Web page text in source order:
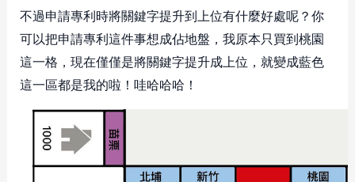
不過申請專利時將關鍵字提升到上位有什麼好處呢？你
可以把申請專利這件事想成佔地盤，我原本只買到桃園
這一格，現在僅僅是將關鍵字提升成上位，就變成藍色
這一區都是我的啦！哇哈哈哈！